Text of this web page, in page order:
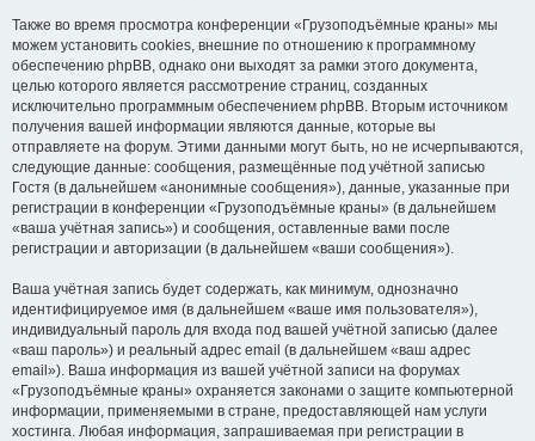
Также во время просмотра конференции «Грузоподъёмные краны» мы
можем установить cookies, внешние по отношению к программному
обеспечению phpBB, однако они выходят за рамки этого документа,
целью которого является рассмотрение страниц, созданных
исключительно программным обеспечением phpBB. Вторым источником
получения вашей информации являются данные, которые вы
отправляете на форум. Этими данными могут быть, но не исчерпываются,
следующие данные: сообщения, размещённые под учётной записью
Гостя (в дальнейшем «анонимные сообщения»), данные, указанные при
регистрации в конференции «Грузоподъёмные краны» (в дальнейшем
«ваша учётная запись») и сообщения, оставленные вами после
регистрации и авторизации (в дальнейшем «ваши сообщения»).
Ваша учётная запись будет содержать, как минимум, однозначно
идентифицируемое имя (в дальнейшем «ваше имя пользователя»),
индивидуальный пароль для входа под вашей учётной записью (далее
«ваш пароль») и реальный адрес email (в дальнейшем «ваш адрес
email»). Ваша информация из вашей учётной записи на форумах
«Грузоподъёмные краны» охраняется законами о защите компьютерной
информации, применяемыми в стране, предоставляющей нам услуги
хостинга. Любая информация, запрашиваемая при регистрации в